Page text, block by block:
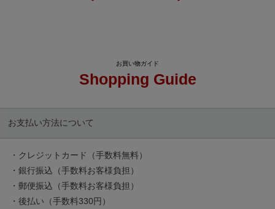
Shopping Guide
お支払い方法について
・クレジットカード（手数料無料）
・銀行振込（手数料お客様負担）
・郵便振込（手数料お客様負担）
・後払い（手数料330円）